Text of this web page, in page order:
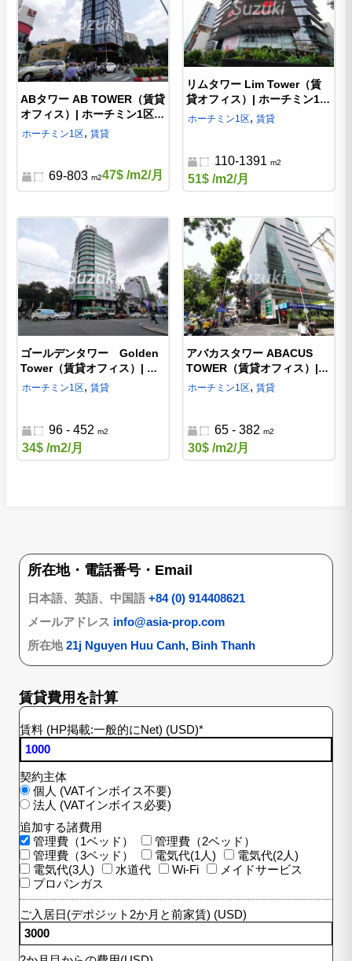
ABタワー AB TOWER（賃貸
オフィス）| ホーチミン1区の
象徴的なオフィス
ホーチミン1区, 賃貸
69-803 m247$ /m2/月
リムタワー Lim Tower（賃
貸オフィス）| ホーチミン1区
レタントン通りの高級オフィ
ホーチミン1区, 賃貸
110-1391 m2
51$ /m2/月
ゴールデンタワー Golden
Tower（賃貸オフィス）| ホ
ーチミン1区の賃貸オフィス
ホーチミン1区, 賃貸
96 - 452 m2
34$ /m2/月
アバカスタワー ABACUS
TOWER（賃貸オフィス）|
ホーチミン1区のオフィス
ホーチミン1区, 賃貸
65 - 382 m2
30$ /m2/月
所在地・電話番号・Email
日本語、英語、中国語 +84 (0) 914408621
メールアドレス info@asia-prop.com
所在地21j Nguyen Huu Canh, Binh Thanh
賃貸費用を計算
賃料 (HP掲載:一般的にNet) (USD)*
契約主体
個人 (VATインボイス不要)
法人 (VATインボイス必要)
追加する諸費用
管理費（1ベッド）
管理費（2ベッド）
管理費（3ベッド）
電気代(1人)
電気代(2人)
電気代(3人)
水道代 Wi-Fi
メイドサービス
プロパンガス
ご入居日(デポジット2か月と前家賃) (USD)